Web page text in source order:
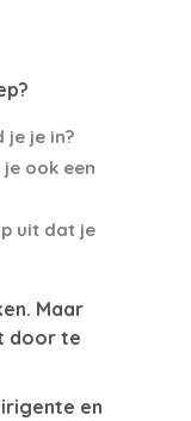
je in?
ook een
uit dat je
Maar
door te
en